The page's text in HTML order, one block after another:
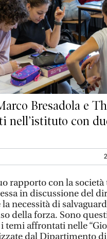
Bresadola e
nell’istituto con
rapporto con la società
in discussione del
necessità di
della forza. Sono
temi affrontati nelle
dal Dipartimento